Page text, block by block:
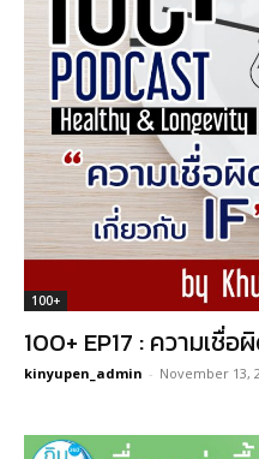
100+
100+ EP17 : ความเชื่อ
kinyupen_admin - November 13,